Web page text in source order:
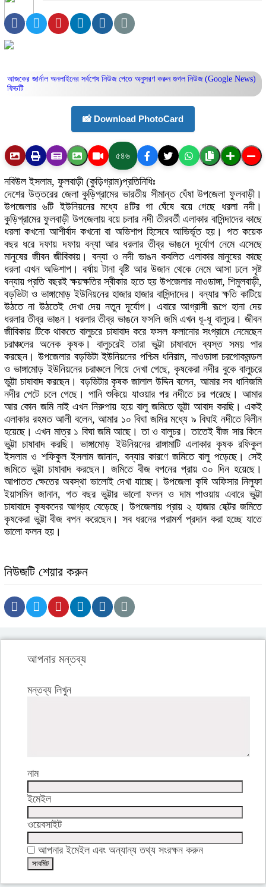
আজকের জার্নাল অনলাইনের সর্বশেষ নিউজ পেতে অনুসরণ করুন গুগল নিউজ (Google News)
ফিডটি
📸 Download PhotoCard
৫৪৬
নবিউল ইসলাম, ফুলবাড়ী (কুড়িগ্রাম)প্রতিনিধিঃ
দেশের উত্তরের জেলা কুড়িগ্রামের ভারতীয় সীমান্ত ঘেঁষা উপজেলা ফুলবাড়ী।
উপজেলার ৬টি ইউনিয়নের মধ্যে ৪টির গা ঘেঁষে বয়ে গেছে ধরলা নদী।
কুড়িগ্রামের ফুলবাড়ী উপজেলায় বয়ে চলার নদী তীরবর্তী এলাকার বাসিন্দাদের কাছে
ধরলা কখনো আশীর্বাদ কখনো বা অভিশাপ হিসেবে আভির্ভূত হয়। গত কয়েক
বছর ধরে দফায় দফায় বন্যা আর ধরলার তীব্র ভাঙনে দূর্যোগ নেমে এসেছে
মানুষের জীবন জীবিকায়। বন্যা ও নদী ভাঙন কবলিত এলাকার মানুষের কাছে
ধরলা এখন অভিশাপ। বর্ষায় টানা বৃষ্টি আর উজান থেকে নেমে আসা ঢলে সৃষ্ট
বন্যায় প্রতি বছরই ক্ষয়ক্ষতির স্বীকার হতে হয় উপজেলার নাওডাঙ্গা, শিমুলবাড়ী,
বড়ভিটা ও ভাঙ্গামোড় ইউনিয়নের হাজার হাজার বাসিন্দাদের। বন্যার ক্ষতি কাটিয়ে
উঠতে না উঠতেই দেখা দেয় নতুন দূর্যোগ। এবারে আগ্রাসী রূপে হানা দেয়
ধরলার তীব্র ভাঙন। ধরলার তীব্র ভাঙনে ফসলি জমি এখন ধূ-ধূ বালুচর। জীবন
জীবিকায় টিকে থাকতে বালুচরে চাষাবাদ করে ফসল ফলানোর সংগ্রামে নেমেছেন
চরাঞ্চলের অনেক কৃষক। বালুচরেই তারা ভুট্টা চাষাবাদে ব্যস্ত সময় পার
করছেন। উপজেলার বড়ভিটা ইউনিয়নের পশ্চিম ধনিরাম, নাওডাঙ্গা চরগোকমন্ডল
ও ভাঙ্গামোড় ইউনিয়নের চরাঞ্চলে গিয়ে দেখা গেছে, কৃষকেরা নদীর বুকে বালুচরে
ভুট্টা চাষাবাদ করছেন। বড়ভিটার কৃষক জালাল উদ্দিন বলেন, আমার সব ধানিজমি
নদীর পেটে চলে গেছে। পানি শুকিয়ে যাওয়ার পর নদীতে চর পরেছে। আমার
আর কোন জমি নাই এখন নিরুপায় হয়ে বালু জমিতে ভুট্টা আবাদ করছি। একই
এলাকার রহমত আলী বলেন, আমার ১০ বিঘা জমির মধ্যে ৯ বিঘাই নদীতে বিলীন
হয়েছে। এখন মাত্র ১ বিঘা জমি আছে। তা ও বালুচর। তাতেই বীজ সার কিনে
ভুট্টা চাষাবাদ করছি। ভাঙ্গামোড় ইউনিয়নের রাঙ্গামাটি এলাকার কৃষক রফিকুল
ইসলাম ও শফিকুল ইসলাম জানান, বন্যার কারণে জমিতে বালু পড়েছে। সেই
জমিতে ভুট্টা চাষাবাদ করছেন। জমিতে বীজ বপনের প্রায় ৩০ দিন হয়েছে।
আপাতত ক্ষেতের অবস্থা ভালোই দেখা যাচ্ছে। উপজেলা কৃষি অফিসার নিলুফা
ইয়াসমিন জানান, গত বছর ভুট্টার ভালো ফলন ও দাম পাওয়ায় এবারে ভুট্টা
চাষাবাদে কৃষকদের আগ্রহ বেড়েছে। উপজেলায় প্রায় ২ হাজার হেক্টর জমিতে
কৃষকেরা ভুট্টা বীজ বপন করেছেন। সব ধরনের পরামর্শ প্রদান করা হচ্ছে যাতে
ভালো ফলন হয়।
নিউজটি শেয়ার করুন
আপনার মন্তব্য
মন্তব্য লিখুন
নাম
ইমেইল
ওয়েবসাইট
আপনার ইমেইল এবং অন্যান্য তথ্য সংরক্ষন করুন